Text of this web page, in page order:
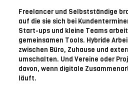
Freelancer und Selbstständige
auf die sie sich bei
Start-ups und kleine Teams
gemeinsamen Tools. Hybride
zwischen Büro, Zuhause und
umschalten. Und Vereine oder
davon, wenn digitale
läuft.